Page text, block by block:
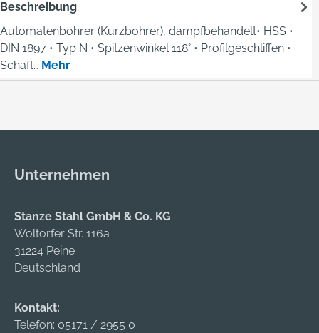
Beschreibung
Automatenbohrer (Kurzbohrer), dampfbehandelt• HSS •
DIN 1897 • Typ N • Spitzenwinkel 118° • Profilgeschliffen •
Schaft… Mehr
Unternehmen
Stanze Stahl GmbH & Co. KG
Woltorfer Str. 116a
31224 Peine
Deutschland
Kontakt:
Telefon: 05171 / 2955 0